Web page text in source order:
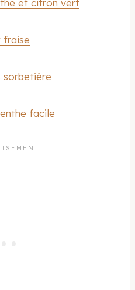
et citron vert
fraise
sorbetière
facile